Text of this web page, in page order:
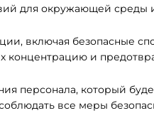
для окружающей среды
включая безопасные
концентрацию и
персонала, который
все меры